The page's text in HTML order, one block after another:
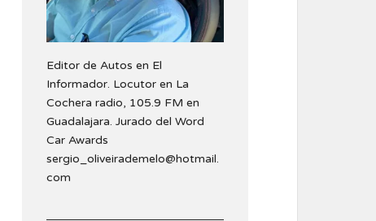
Editor de Autos en El
Informador. Locutor en La
Cochera radio, 105.9 FM en
Guadalajara. Jurado del Word
Car Awards
sergio_oliveirademelo@hotmail.
com